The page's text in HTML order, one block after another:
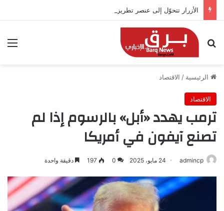
الأزرار تتحوّل إلى عنصر تطريز.. صيحة مبتكرة تزين أزياء 2026
بحث عن
الرئيسية / الاقتصاد
الاقتصاد
ترمب يهدد «أبل» بالرسوم إذا لم
تصنع آيفون في أمريكا
admincp 24 مايو، 2025 0
197 دقيقة واحدة